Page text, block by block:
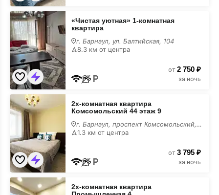
«Чистая
уютная»
1-
комнатная
квартира
для
вечеринки
«Чистая уютная» 1-комнатная
квартира
г. Барнаул, ул. Балтийская, 104
8.3 км от центра
от 2 750 ₽
за ночь
2х-
комнатная
квартира
Комсомольский
этаж
9
для
вечеринки
2х-комнатная квартира
Комсомольский 44 этаж 9
г. Барнаул, проспект Комсомольский, 44
1.3 км от центра
от 3 795 ₽
за ночь
2х-
комнатная
2х-комнатная квартира